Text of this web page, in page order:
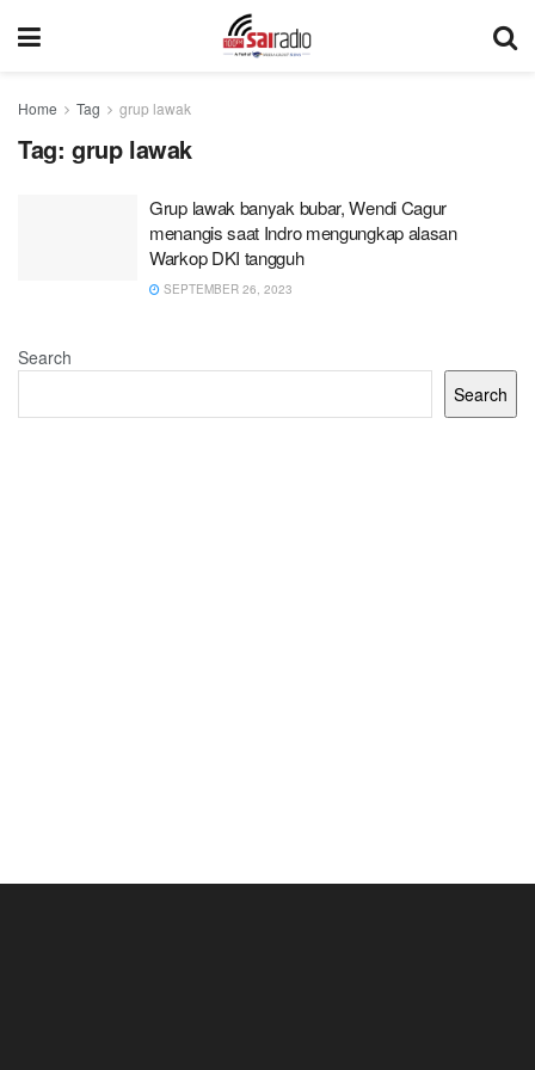
Home Tag grup lawak
Tag: grup lawak
Grup lawak banyak bubar, Wendi Cagur
menangis saat Indro mengungkap alasan
Warkop DKI tangguh
SEPTEMBER 26, 2023
Search
Search